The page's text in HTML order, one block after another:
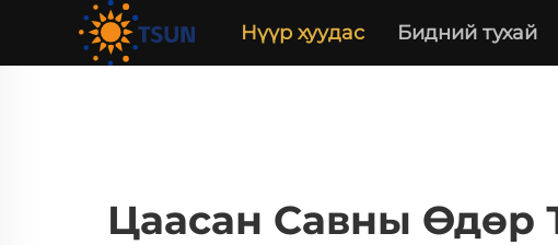
Нүүр хуудас Бидний тухай
Цаасан Савны Өдөр